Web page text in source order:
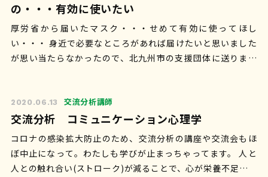
の・・・有効に使いたい
厚労省から届いたマスク・・・せめて有効に使ってほし
い・・・ 身近で必要なところがあれば届けたいと思いました
が思い当たらなかったので、北九州市の支援団体に送りまし
2020.06.13 交流分析講師
交流分析 コミュニケーション心理学
コロナの感染拡大防止のため、交流分析の講座や交流会もほ
ぼ中止になって。わたしも学びが止まっちゃってます。 人と
人との触れ合い(ストローク)が減ることで、心が栄養不足😓。